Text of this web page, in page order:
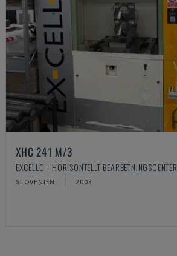
XHC 241 M/3
EXCELLO - HORISONTELLT BEARBETNINGSCENTER
SLOVENIEN 2003